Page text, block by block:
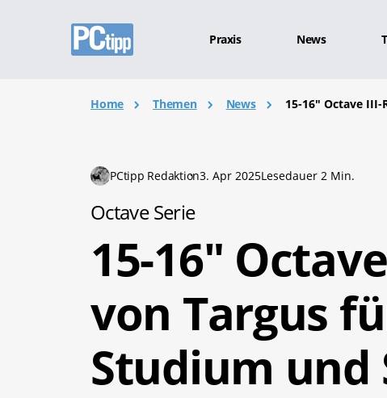
Praxis News
Home Themen News 15-16" Octave
PCtipp Redaktion3. Apr 2025Lesedauer 2 Min.
Octave Serie
15-16"
von Targus
Studium und